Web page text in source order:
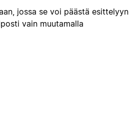
jossa se voi päästä esittelyyn
vain muutamalla